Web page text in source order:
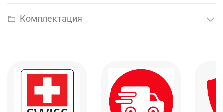
Комплектация